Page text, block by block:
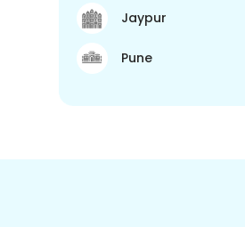
Jaypur
Pune